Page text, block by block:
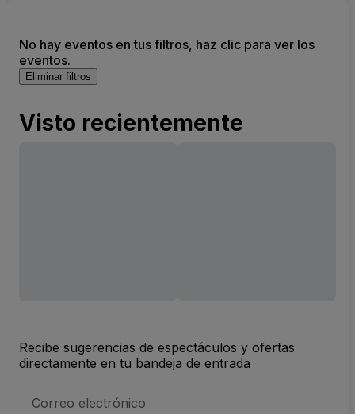
No hay eventos en tus filtros, haz clic para ver los
eventos.
Eliminar filtros
Visto recientemente
Recibe sugerencias de espectáculos y ofertas
directamente en tu bandeja de entrada
de